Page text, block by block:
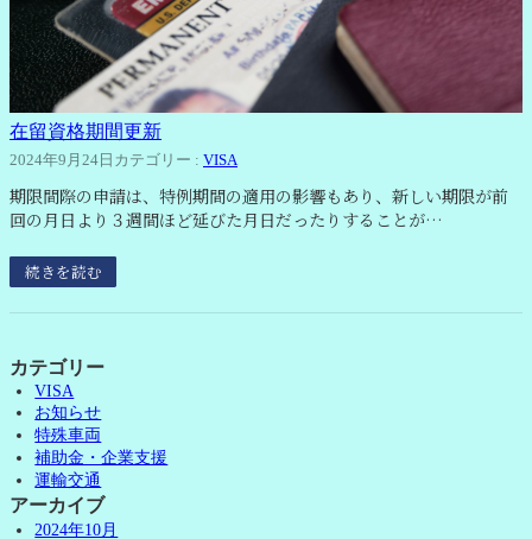
在留資格期間更新
2024年9月24日 カテゴリー : VISA
期限間際の申請は、特例期間の適用の影響もあり、新しい期限が前
回の月日より３週間ほど延びた月日だったりすることが…
続きを読む
カテゴリー
VISA
お知らせ
特殊車両
補助金・企業支援
運輸交通
アーカイブ
2024年10月